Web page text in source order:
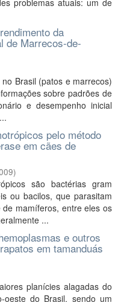
problemas atuais: um de
da
de Marrecos-de-
Brasil (patos e marrecos)
sobre padrões de
e desempenho inicial
pelo método
em cães de
)
são bactérias gram
ou bacilos, que parasitam
mamíferos, entre eles os
...
e outros
em tamanduás
planícies alagadas do
oeste do Brasil, sendo um